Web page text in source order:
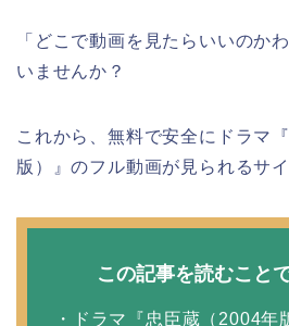
「どこで動画を見たらいいのか
いませんか？
これから、無料で安全にドラマ
版）』のフル動画が見られるサ
この記事を読むこと
・ドラマ『忠臣蔵（2004年